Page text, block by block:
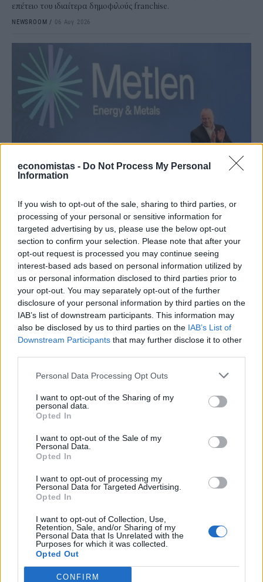
economistas - Do Not Process My Personal
Information
If you wish to opt-out of the sale, sharing to third parties, or
processing of your personal or sensitive information for
targeted advertising by us, please use the below opt-out
section to confirm your selection. Please note that after your
opt-out request is processed you may continue seeing
interest-based ads based on personal information utilized by
us or personal information disclosed to third parties prior to
your opt-out. You may separately opt-out of the further
disclosure of your personal information by third parties on the
IAB’s list of downstream participants. This information may
also be disclosed by us to third parties on the IAB’s List of
Downstream Participants that may further disclose it to other
Personal Data Processing Opt Outs
I want to opt-out of the Sharing of my
personal data.
Opted In
I want to opt-out of the Sale of my
Personal Data.
Opted In
I want to opt-out of processing my
Personal Data for Targeted Advertising.
Opted In
I want to opt-out of Collection, Use,
Retention, Sale, and/or Sharing of my
Personal Data that Is Unrelated with the
Purposes for which it was collected.
Opted Out
CONFIRM
επέτειο του ιδιαίτερα δημοφιλούς franchise.
NEWSROOM / 06 Αυγ 2026
Metlen: Ρεκόρ εξαμήνου με EBITDA 550 εκατ.
ευρώ και στόχο έως 1,15 δισ.
Σε ισχυρή αναπτυξιακή τροχιά επέστρεψε η Metlen στο πρώτο
εξάμηνο του 2026, καταγράφοντας ιστορικά υψηλά επίπεδα σε
έσοδα, λειτουργική κερδοφορία και καθαρά κέρδη.
NEWSROOM/06 Αυγ 2026
ΕΠΙΧΕΙΡΗΣΕΙΣ
AKTOR: Συμφωνία με τη Motor Oil για την
εξαγορά του 75% των ΗΛΕΚΤΩΡ και THALIS
Ο Όμιλος AKTOR υπέγραψε δεσμευτική συμφωνία με τη Motor Oil
για την έμμεση απόκτηση του 75% των εταιρειών ΗΛΕΚΤΩΡ και
THALIS, ενισχύοντας τις δραστηριότητες του Ομίλου στην κυκλική
οικονομία και τον κύκλο του νερού.
NEWSROOM/05 Αυγ 2026